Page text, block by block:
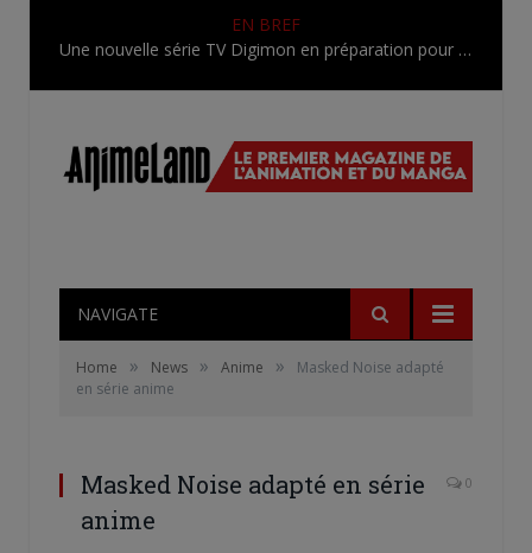
EN BREF
Une nouvelle série TV Digimon en préparation pour 2027
NAVIGATE
Home » News » Anime »
Masked Noise adapté
en série anime
Masked Noise adapté en série
anime
0